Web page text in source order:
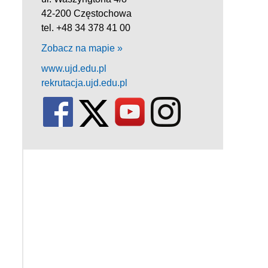
42-200 Częstochowa
tel. +48 34 378 41 00
Zobacz na mapie »
www.ujd.edu.pl
rekrutacja.ujd.edu.pl